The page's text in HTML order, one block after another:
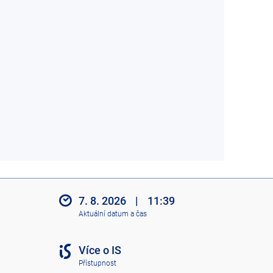
7. 8. 2026 | 11:39
Aktuální datum a čas
Více o IS
Přístupnost